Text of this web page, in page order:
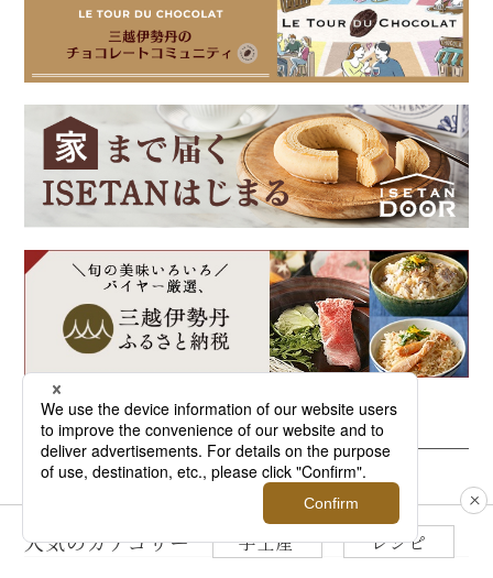
Ranking
人気記事ランキング
人気のカテゴリー 手土産 レシピ